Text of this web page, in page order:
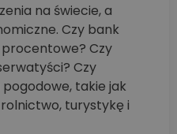
na świecie, a
Czy bank
Czy
Czy
takie jak
rolnictwo, turystykę i